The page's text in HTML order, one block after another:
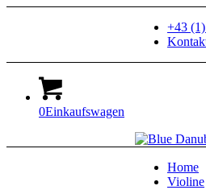
+43
0Einkaufswagen
Home
Violine